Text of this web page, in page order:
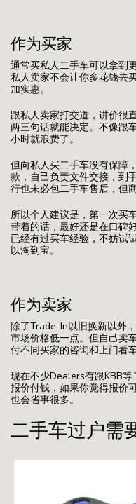
作为买家
通常买私人二手车可以拿到
私人卖家不会让你多花钱去
加实惠。
跟私人卖家打交道，讲价很
两三句话就能决定。不像跟
小时就浪费了。
但向私人买二手车没有保障
款，自己负责文件交接，到
行也未必包二手车售后，但
所以个人建议是，第一次买
带着的话，最好还是在口碑
已经有过买车经验，不妨试
以淘到宝。
作为卖家
除了Trade-In以旧换新以外
市场价格低一点。但自己卖
付不同买家的咨询和上门看
现在不少Dealers有跟KBB
报价付钱，如果你觉得报价
也会省事很多。
二手车过户需